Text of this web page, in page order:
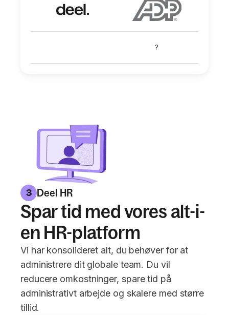
?
3 Deel HR
Spar tid med vores alt-i-
en HR-platform
Vi har konsolideret alt, du behøver for at
administrere dit globale team. Du vil
reducere omkostninger, spare tid på
administrativt arbejde og skalere med større
tillid.